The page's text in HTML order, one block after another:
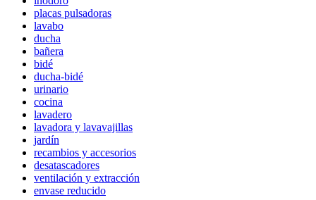
placas pulsadoras
lavabo
ducha
bañera
bidé
ducha-bidé
urinario
cocina
lavadero
lavadora y lavavajillas
jardín
recambios y accesorios
desatascadores
ventilación y extracción
envase reducido